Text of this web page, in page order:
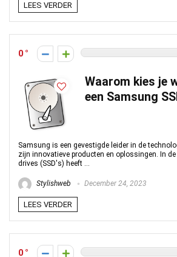
LEES VERDER
0
Waarom kies je
een Samsung
Samsung is een gevestigde leider in de
zijn innovatieve producten en oplossingen. In
drives (SSD's) heeft ...
Stylishweb December 24, 2023
LEES VERDER
0